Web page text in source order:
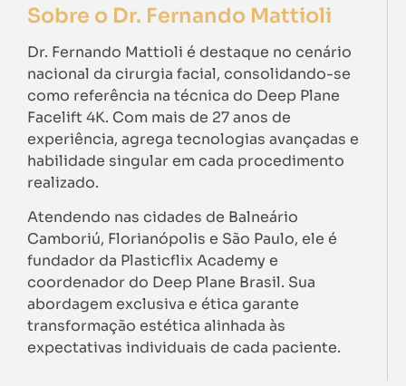
Sobre o Dr. Fernando Mattioli
Dr. Fernando Mattioli é destaque no cenário
nacional da cirurgia facial, consolidando-se
como referência na técnica do Deep Plane
Facelift 4K. Com mais de 27 anos de
experiência, agrega tecnologias avançadas e
habilidade singular em cada procedimento
realizado.
Atendendo nas cidades de Balneário
Camboriú, Florianópolis e São Paulo, ele é
fundador da Plasticflix Academy e
coordenador do Deep Plane Brasil. Sua
abordagem exclusiva e ética garante
transformação estética alinhada às
expectativas individuais de cada paciente.